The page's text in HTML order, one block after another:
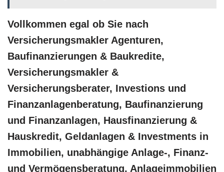
Vollkommen egal ob Sie nach
Versicherungsmakler Agenturen,
Baufinanzierungen & Baukredite,
Versicherungsmakler &
Versicherungsberater, Investions und
Finanzanlagenberatung, Baufinanzierung
und Finanzanlagen, Hausfinanzierung &
Hauskredit, Geldanlagen & Investments in
Immobilien, unabhängige Anlage-, Finanz-
und Vermögensberatung, Anlageimmobilien